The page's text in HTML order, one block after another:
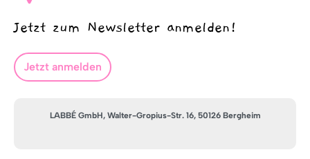
Jetzt zum Newsletter anmelden!
Jetzt anmelden
LABBÉ GmbH, Walter-Gropius-Str. 16, 50126 Bergheim